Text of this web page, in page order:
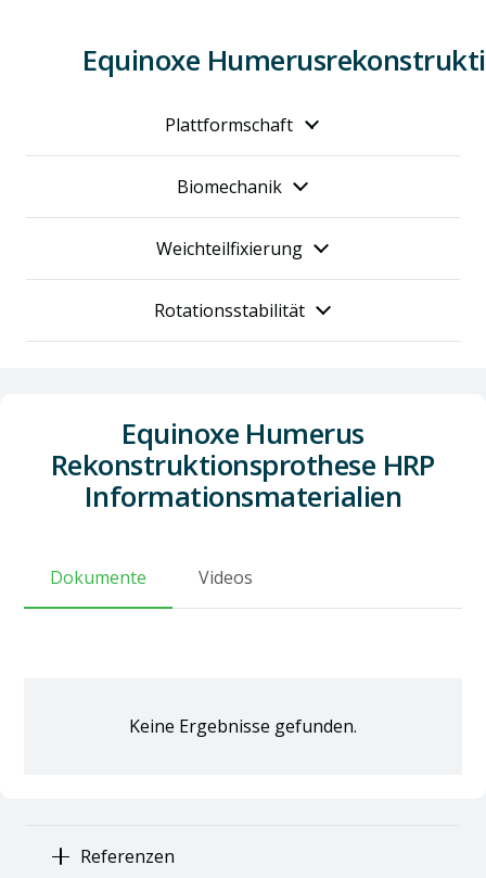
Equinoxe
Plattformschaft
Biomechanik
Weichteilfixierung
Rotationsstabilität
Equinoxe Humerus
Rekonstruktionsprothese HRP
Informationsmaterialien
Dokumente Videos
Keine Ergebnisse gefunden.
Referenzen